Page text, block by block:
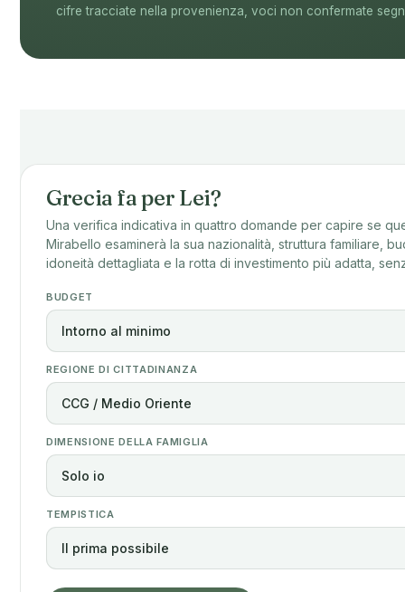
cifre tracciate nella provenienza, voci non confermate
Grecia fa per Lei?
Una verifica indicativa in quattro domande per capire se
Mirabello esaminerà la sua nazionalità, struttura familiare,
idoneità dettagliata e la rotta di investimento più adatta,
BUDGET
REGIONE DI CITTADINANZA
DIMENSIONE DELLA FAMIGLIA
TEMPISTICA